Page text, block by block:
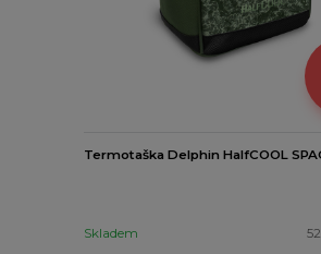
Termotaška Delphin HalfCOOL
Skladem